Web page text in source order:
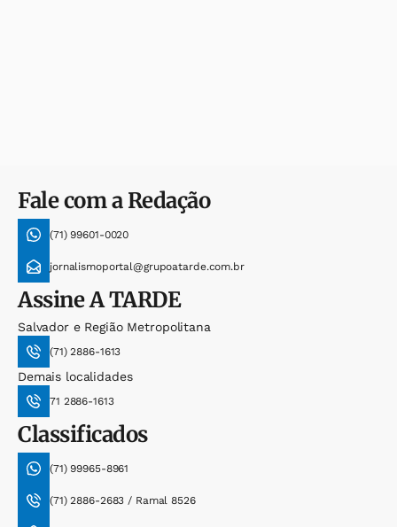
Fale com a Redação
(71) 99601-0020
jornalismoportal@grupoatarde.com.br
AssineA TARDE
Salvador e Região Metropolitana
(71) 2886-1613
Demais localidades
71 2886-1613
Classificados
(71) 99965-8961
(71) 2886-2683 / Ramal 8526